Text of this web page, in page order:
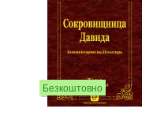
Безкоштовно